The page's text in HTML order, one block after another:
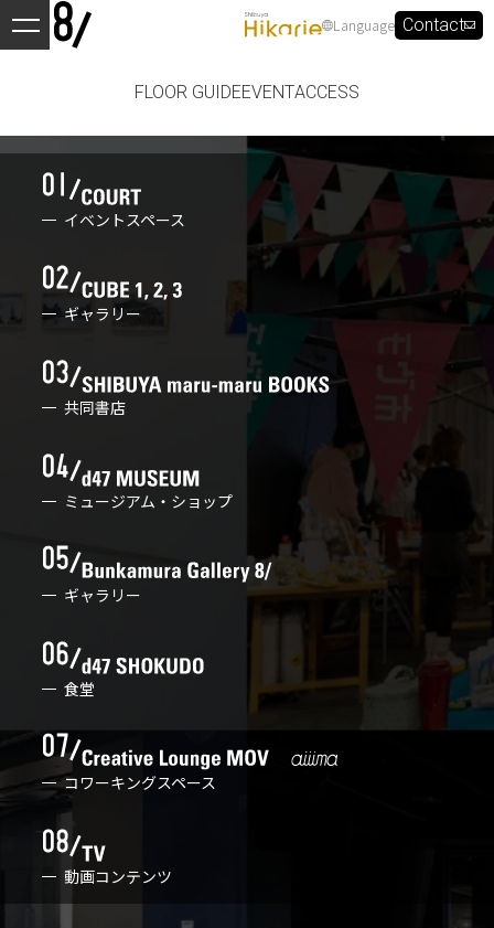
Language Contact
FLOOR GUIDEEVENTACCESS
イベントスペース
ギャラリー
共同書店
ミュージアム・ショップ
ギャラリー
食堂
コワーキングスペース
動画コンテンツ